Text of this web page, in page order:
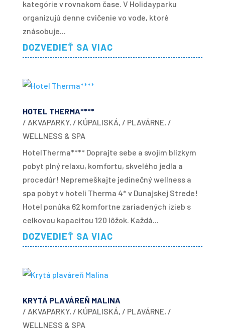
kategórie v rovnakom čase. V Holidayparku
organizujú denne cvičenie vo vode, ktoré
znásobuje...
DOZVEDIEŤ SA VIAC
HOTEL THERMA****
/ AKVAPARKY, / KÚPALISKÁ, / PLAVÁRNE, /
WELLNESS & SPA
HotelTherma**** Doprajte sebe a svojim blízkym
pobyt plný relaxu, komfortu, skvelého jedla a
procedúr! Nepremeškajte jedinečný wellness a
spa pobyt v hoteli Therma 4* v Dunajskej Strede!
Hotel ponúka 62 komfortne zariadených izieb s
celkovou kapacitou 120 lôžok. Každá...
DOZVEDIEŤ SA VIAC
KRYTÁ PLAVÁREŇ MALINA
/ AKVAPARKY, / KÚPALISKÁ, / PLAVÁRNE, /
WELLNESS & SPA